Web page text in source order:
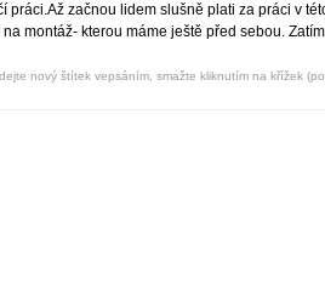
práci.Až začnou lidem slušně plati za práci v
montáž- kterou máme ještě před sebou.
nový štítek vepsáním, smažte kliknutím na křížek